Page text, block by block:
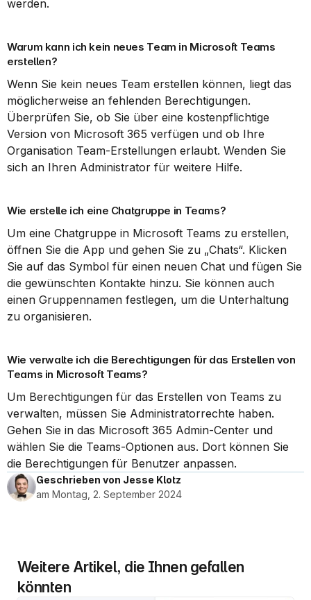
werden.
Warum kann ich kein neues Team in Microsoft Teams
erstellen?
Wenn Sie kein neues Team erstellen können, liegt das
möglicherweise an fehlenden Berechtigungen.
Überprüfen Sie, ob Sie über eine kostenpflichtige
Version von Microsoft 365 verfügen und ob Ihre
Organisation Team-Erstellungen erlaubt. Wenden Sie
sich an Ihren Administrator für weitere Hilfe.
Wie erstelle ich eine Chatgruppe in Teams?
Um eine Chatgruppe in Microsoft Teams zu erstellen,
öffnen Sie die App und gehen Sie zu „Chats“. Klicken
Sie auf das Symbol für einen neuen Chat und fügen Sie
die gewünschten Kontakte hinzu. Sie können auch
einen Gruppennamen festlegen, um die Unterhaltung
zu organisieren.
Wie verwalte ich die Berechtigungen für das Erstellen von
Teams in Microsoft Teams?
Um Berechtigungen für das Erstellen von Teams zu
verwalten, müssen Sie Administratorrechte haben.
Gehen Sie in das Microsoft 365 Admin-Center und
wählen Sie die Teams-Optionen aus. Dort können Sie
die Berechtigungen für Benutzer anpassen.
Geschrieben von Jesse Klotz
am Montag, 2. September 2024
Weitere Artikel, die Ihnen gefallen
könnten